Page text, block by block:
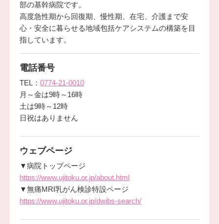
部の基幹病院です。
高度急性期から回復期、慢性期、在宅、介護まで安
心・安全に暮らせる地域包括ケアシステムの構築を目
指しています。
電話番号
TEL： 0774-21-0010
月～金は9時～16時
土は9時～12時
日祝はありません
ウェブページ
▼病院トップページ
https://www.ujitoku.or.jp/about.html
▼無痛MRI乳がん検診特設ページ
https://www.ujitoku.or.jp/dwibs-search/